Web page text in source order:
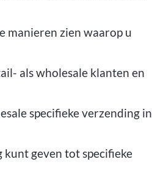
manieren zien waarop u
als wholesale klanten en
specifieke verzending in
geven tot specifieke